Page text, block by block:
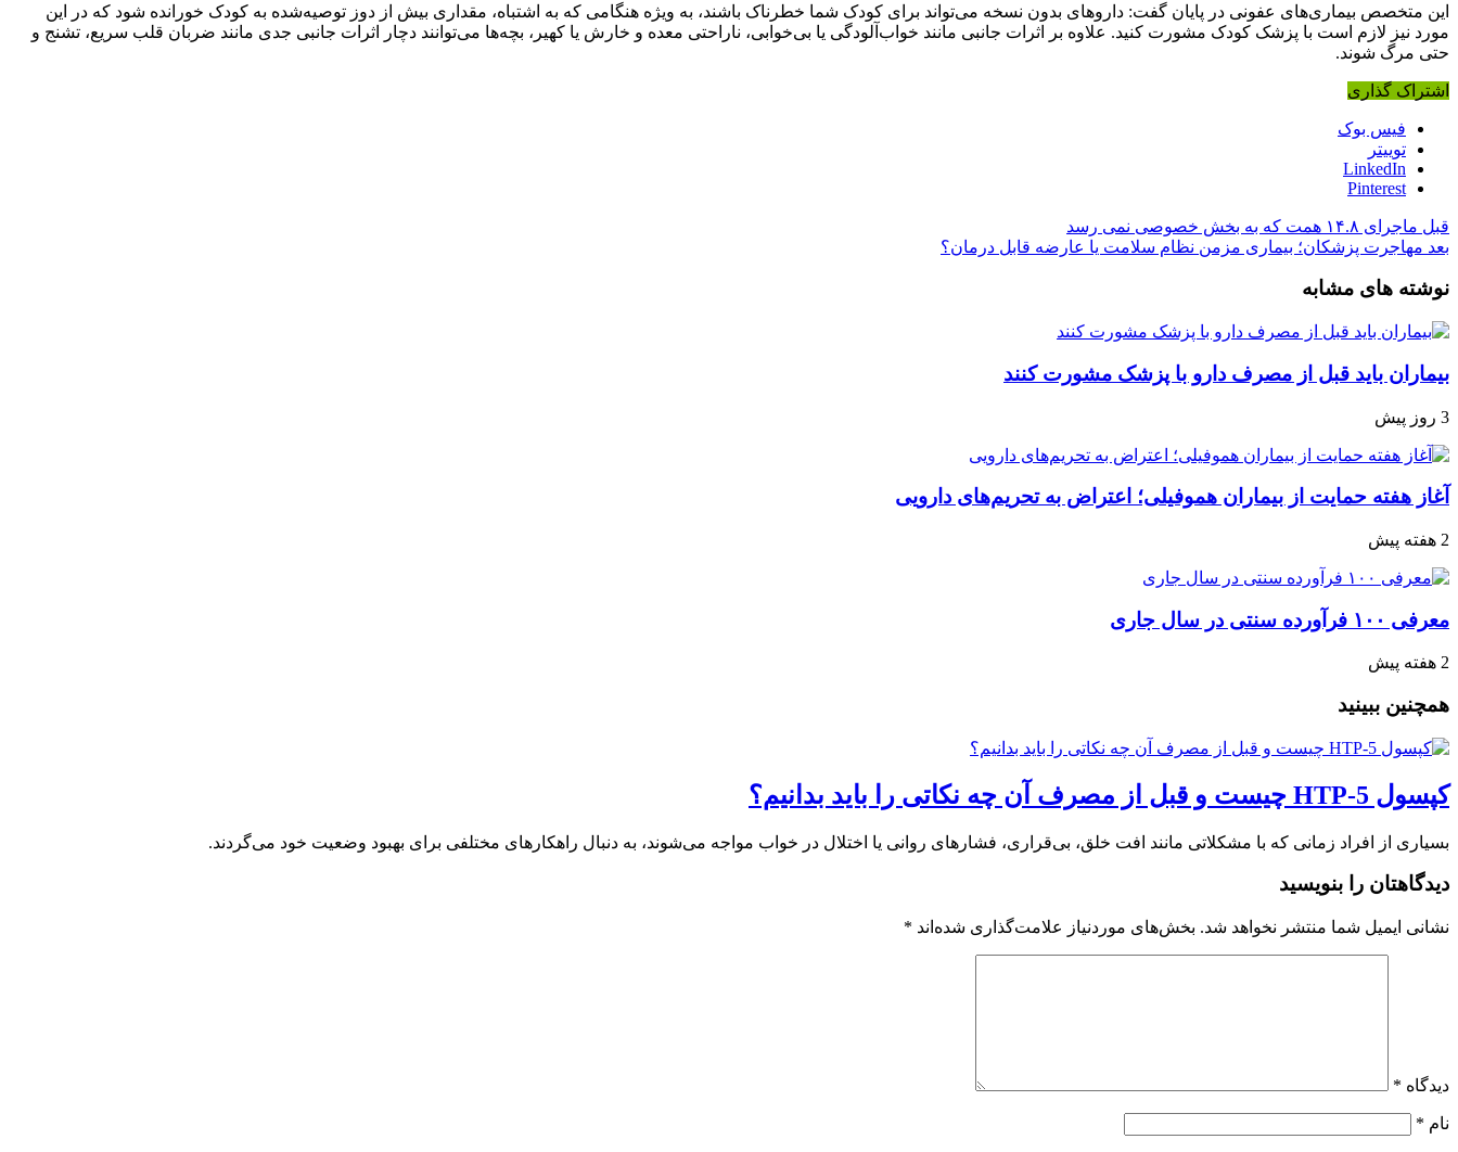
این متخصص بیماری‌های عفونی در پایان گفت: داروهای بدون نسخه می‌تواند برای کودک شما خطرناک باشند، به ویژه هنگامی که به اشتباه، مقداری بیش از دوز توصیه‌شده به کودک خورانده شود که در این
مورد نیز لازم است با پزشک کودک مشورت کنید. علاوه بر اثرات جانبی مانند خواب‌آلودگی یا بی‌خوابی، ناراحتی معده و خارش یا کهیر، بچه‌ها می‌توانند دچار اثرات جانبی جدی مانند ضربان قلب سریع، تشنج و
حتی مرگ شوند.
اشتراک گذاری
فیس بوک
توییتر
LinkedIn
Pinterest
قبل ماجرای ۱۴.۸ همت که به بخش خصوصی نمی رسد
بعد مهاجرت پزشکان؛ بیماری مزمن نظام سلامت یا عارضه قابل درمان؟
نوشته های مشابه
بیماران باید قبل از مصرف دارو با پزشک مشورت کنند
3 روز پیش
آغاز هفته حمایت از بیماران هموفیلی؛ اعتراض به تحریم‌های دارویی
2 هفته پیش
معرفی ۱۰۰ فرآورده سنتی در سال جاری
2 هفته پیش
همچنین ببینید
کپسول 5-HTP چیست و قبل از مصرف آن چه نکاتی را باید بدانیم؟
بسیاری از افراد زمانی که با مشکلاتی مانند افت خلق، بی‌قراری، فشارهای روانی یا اختلال در خواب مواجه می‌شوند، به دنبال راهکارهای مختلفی برای بهبود وضعیت خود می‌گردند.
دیدگاهتان را بنویسید
نشانی ایمیل شما منتشر نخواهد شد. بخش‌های موردنیاز علامت‌گذاری شده‌اند *
دیدگاه *
نام *